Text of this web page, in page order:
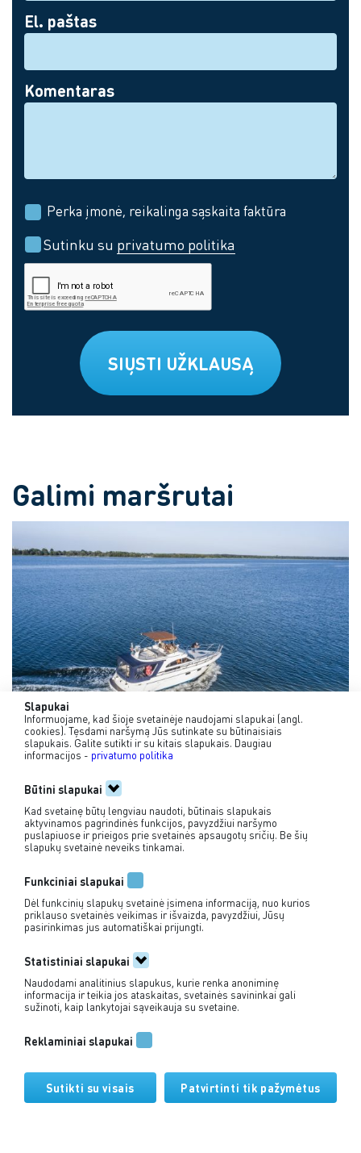
El. paštas
Komentaras
Perka įmonė, reikalinga sąskaita faktūra
Sutinku su privatumo politika
SIŲSTI UŽKLAUSĄ
Galimi maršrutai
Iš Klaipėdos į Juodkrantės ir
Drevernos krantus
+370 635 55 386
Pirkimo taisyklės
Slapukai
Informuojame, kad šioje svetainėje naudojami slapukai (angl.
cookies). Tęsdami naršymą Jūs sutinkate su būtinaisiais
slapukais. Galite sutikti ir su kitais slapukais. Daugiau
informacijos - privatumo politika
Būtini slapukai
Kad svetainę būtų lengviau naudoti, būtinais slapukais
aktyvinamos pagrindinės funkcijos, pavyzdžiui naršymo
puslapiuose ir prieigos prie svetainės apsaugotų sričių. Be šių
slapukų svetainė neveiks tinkamai.
Funkciniai slapukai
Dėl funkcinių slapukų svetainė įsimena informaciją, nuo kurios
priklauso svetainės veikimas ir išvaizda, pavyzdžiui, Jūsų
pasirinkimas jus automatiškai prijungti.
Statistiniai slapukai
Naudodami analitinius slapukus, kurie renka anoniminę
informacija ir teikia jos ataskaitas, svetainės savininkai gali
sužinoti, kaip lankytojai sąveikauja su svetaine.
Reklaminiai slapukai
Sutikti su visais Patvirtinti tik pažymėtus